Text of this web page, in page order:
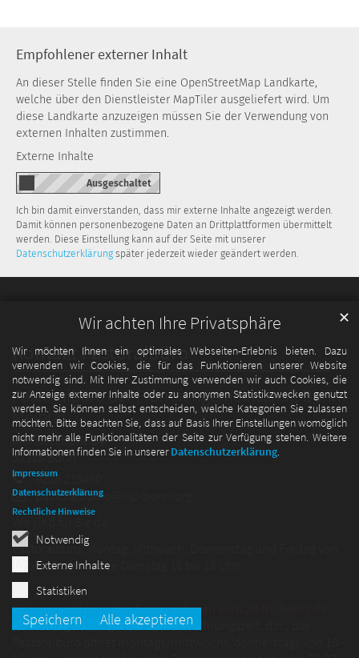
Wir achten Ihre Privatsphäre
Wir möchten Ihnen ein optimales Webseiten-Erlebnis bieten. Dazu
verwenden wir Cookies, die für das Funktionieren unserer Website
notwendig sind. Mit Ihrer Zustimmung verwenden wir auch Cookies, die
zur Anzeige externer Inhalte oder zu anonymen Statistikzwecken genutzt
werden. Sie können selbst entscheiden, welche Kategorien Sie zulassen
möchten. Bitte beachten Sie, dass auf Basis Ihrer Einstellungen womöglich
nicht mehr alle Funktionalitäten der Seite zur Verfügung stehen. Weitere
Informationen finden Sie in unsererDatenschutzerklärung.
Notwendig
Externe Inhalte
Statistiken
Speichern Alle akzeptieren
✕
Impressum
Datenschutzerklärung
Rechtliche Hinweise
Empfohlener externer Inhalt
An dieser Stelle finden Sie eine OpenStreetMap Landkarte,
welche über den Dienstleister MapTiler ausgeliefert wird. Um
diese Landkarte anzuzeigen müssen Sie der Verwendung von
externen Inhalten zustimmen.
Externe Inhalte
Ich bin damit einverstanden, dass mir externe Inhalte angezeigt werden.
Damit können personenbezogene Daten an Drittplattformen übermittelt
werden. Diese Einstellung kann auf der Seite mit unserer
Datenschutzerklärung später jederzeit wieder geändert werden.
Kontakt Pastoralbüro
Pastoralbüro der Pfarreiengemeinschaft Bonn-
Melbtal
Rehfuesstraße 24
53115Bonn
0228 218460
pastoralbuero@vip-bonn.org
Pastoralbüro: Montag, Mittwoch, Donnerstag und Freitag von
10 bis 12 Uhr sowie Dienstag 16 bis 18 Uhr
Öffnungszeiten in den Sommerferien vom 20.07. bis 02.09.
Ab Montag 20.07. gilt die Sommeröffnungszeit, d.h.: das